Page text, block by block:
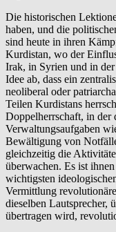
Die historischen
haben, und die
sind heute in ihren
Kurdistan, wo der
Irak, in Syrien und in
Idee ab, dass ein
neoliberal oder
Teilen Kurdistans
Doppelherrschaft, in der
Verwaltungsaufgaben
Bewältigung von
gleichzeitig die
überwachen. Es ist
wichtigsten
Vermittlung
dieselben Lautsprecher,
übertragen wird,